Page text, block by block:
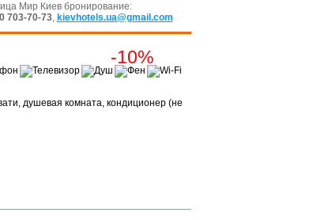
Мир Киев бронирование:
703-70-73, kievhotels.ua@gmail.com
-10%
душевая комната, кондиционер (не